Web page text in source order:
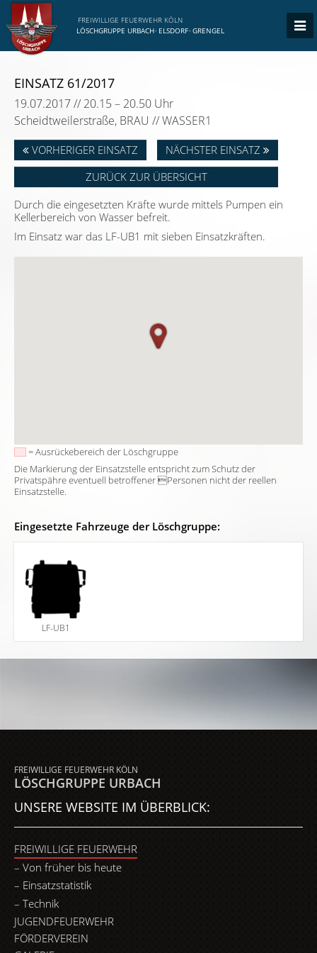
FREIWILLIGE FEUERWEHR KÖLN
LÖSCHGRUPPE URBACH· ELSDORF· GRENGEL
EINSATZ 61/2017
19.07.2017 // 20.15 – 20.50 Uhr
Scheidtweilerstraße, BRAU // WASSER1
VORHERIGER EINSATZ
NÄCHSTER EINSATZ
ZURÜCK ZUR ÜBERSICHT
Durch die eingesetzten Kräfte wurde mittels Pumpen ein
Kellerbereich von Wasser befreit.
Im Einsatz war das LF-UB1 mit sieben Einsatzkräften.
= Ausrückebereich der Löschgruppe
Die Markierung der Einsatzstelle entspricht zum Schutz der
Privatspähre eventuell betroffener Personen nicht der reellen
Einsatzstelle.
Eingesetzte Fahrzeuge der Löschgruppe:
LF-UB1
FREIWILLIGE FEUERWEHR KÖLN
LÖSCHGRUPPE URBACH
UNSERE WEBSITE IM ÜBERBLICK:
FREIWILLIGE FEUERWEHR
Von früher bis heute
Einsatzstatistik
Technik
JUGENDFEUERWEHR
FÖRDERVEREIN